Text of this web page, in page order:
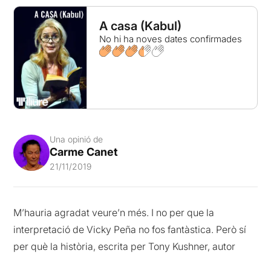
A casa (Kabul)
No hi ha noves dates confirmades
Una opinió de
Carme Canet
21/11/2019
M’hauria agradat veure’n més. I no per que la
interpretació de Vicky Peña no fos fantàstica. Però sí
per què la història, escrita per Tony Kushner, autor